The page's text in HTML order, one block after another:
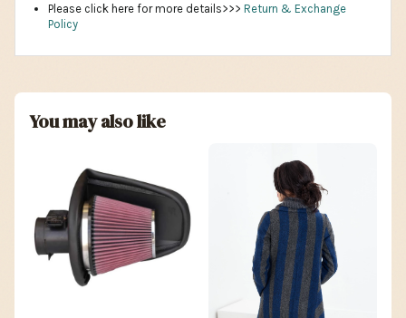
Please click here for more details>>> Return & Exchange
Policy
You may also like